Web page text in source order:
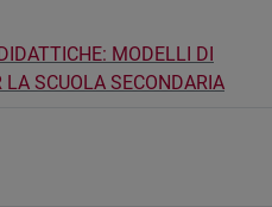
MODELLI DI
SCUOLA SECONDARIA